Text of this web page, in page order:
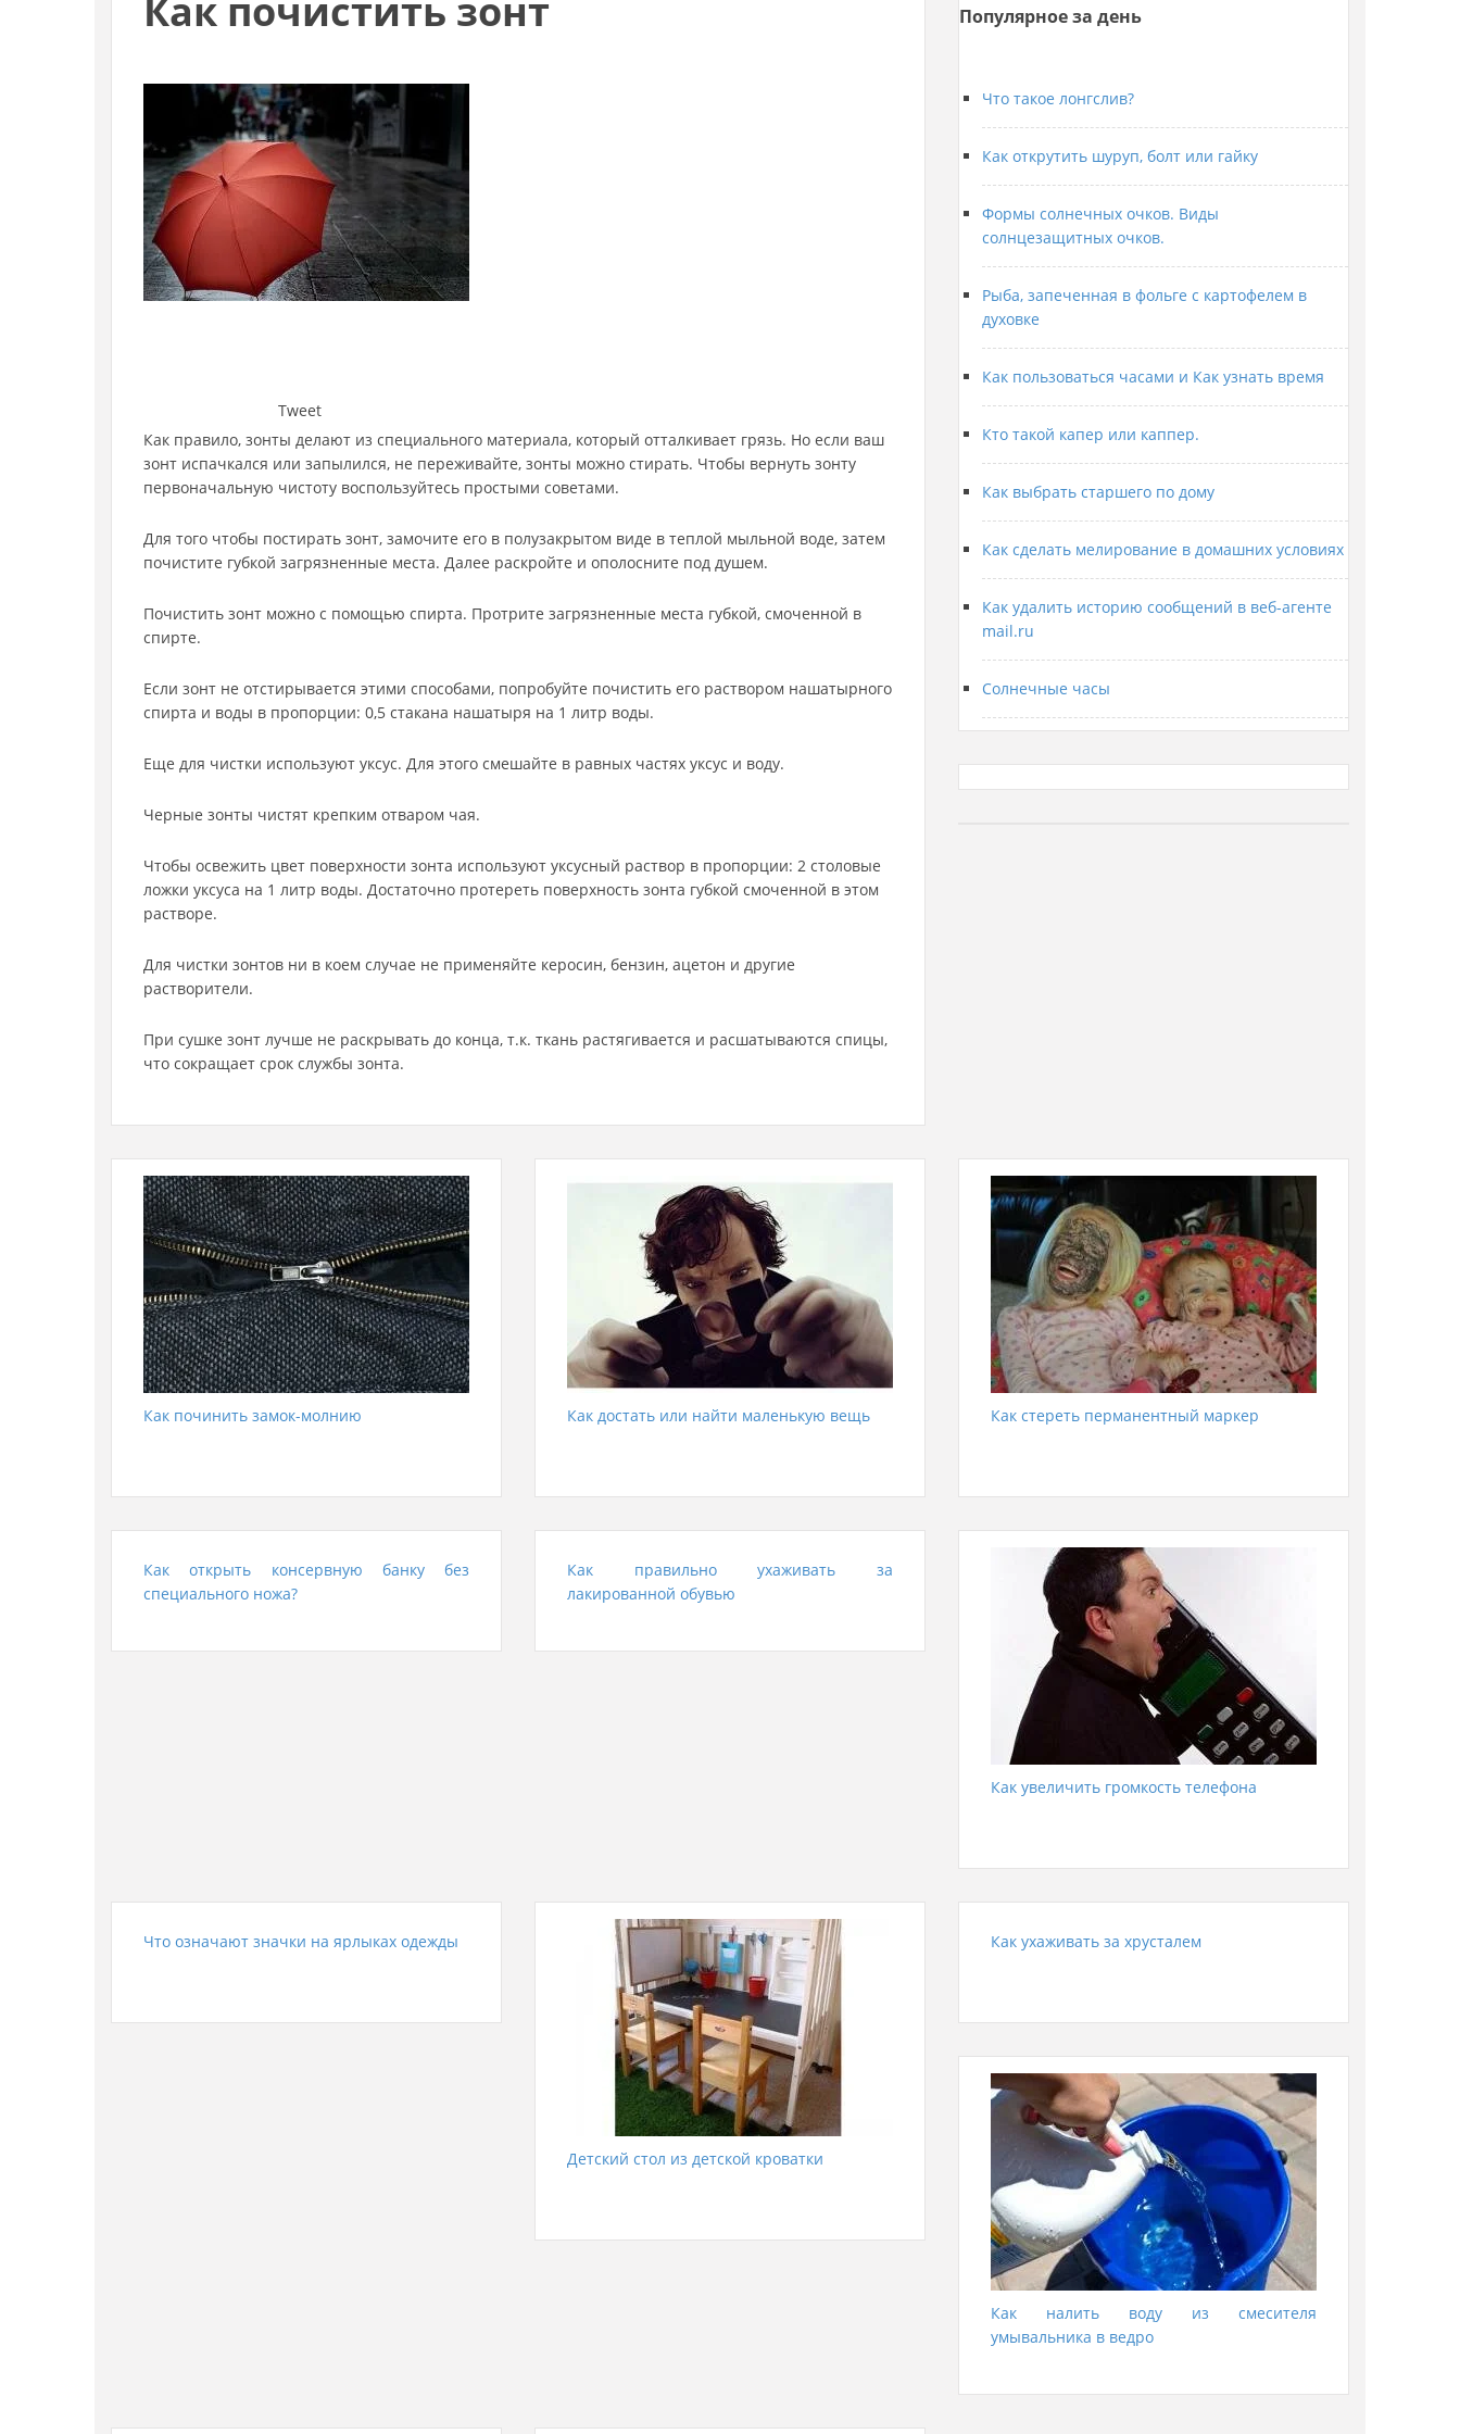
Как почистить зонт
Tweet
Как правило, зонты делают из специального материала, который отталкивает грязь. Но если ваш
зонт испачкался или запылился, не переживайте, зонты можно стирать. Чтобы вернуть зонту
первоначальную чистоту воспользуйтесь простыми советами.
Для того чтобы постирать зонт, замочите его в полузакрытом виде в теплой мыльной воде, затем
почистите губкой загрязненные места. Далее раскройте и ополосните под душем.
Почистить зонт можно с помощью спирта. Протрите загрязненные места губкой, смоченной в
спирте.
Если зонт не отстирывается этими способами, попробуйте почистить его раствором нашатырного
спирта и воды в пропорции: 0,5 стакана нашатыря на 1 литр воды.
Еще для чистки используют уксус. Для этого смешайте в равных частях уксус и воду.
Черные зонты чистят крепким отваром чая.
Чтобы освежить цвет поверхности зонта используют уксусный раствор в пропорции: 2 столовые
ложки уксуса на 1 литр воды. Достаточно протереть поверхность зонта губкой смоченной в этом
растворе.
Для чистки зонтов ни в коем случае не применяйте керосин, бензин, ацетон и другие
растворители.
При сушке зонт лучше не раскрывать до конца, т.к. ткань растягивается и расшатываются спицы,
что сокращает срок службы зонта.
Популярное за день
Что такое лонгслив?
Как открутить шуруп, болт или гайку
Формы солнечных очков. Виды
солнцезащитных очков.
Рыба, запеченная в фольге с картофелем в
духовке
Как пользоваться часами и Как узнать время
Кто такой капер или каппер.
Как выбрать старшего по дому
Как сделать мелирование в домашних условиях
Как удалить историю сообщений в веб-агенте
mail.ru
Солнечные часы
Как починить замок-молнию Как достать или найти маленькую вещь Как стереть перманентный маркер
Как открыть консервную банку без
специального ножа?
Как правильно ухаживать за
лакированной обувью
Как увеличить громкость телефона
Что означают значки на ярлыках одежды
Детский стол из детской кроватки
Как ухаживать за хрусталем
Как налить воду из смесителя
умывальника в ведро